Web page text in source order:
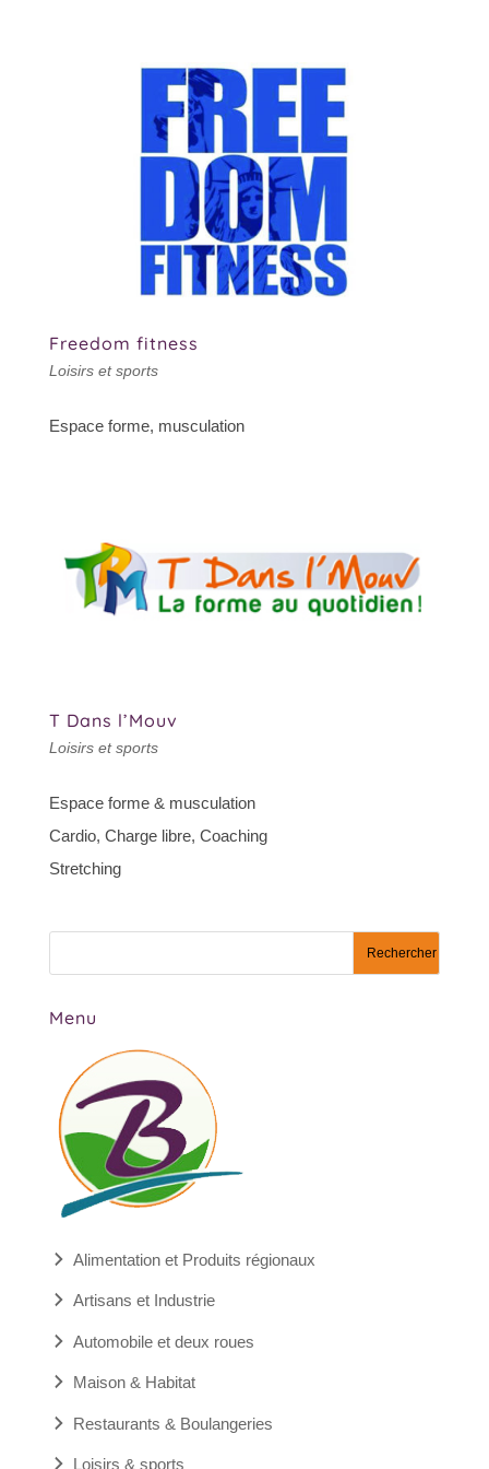
Freedom fitness
Loisirs et sports
Espace forme, musculation
T Dans l’Mouv
Loisirs et sports
Espace forme & musculation
Cardio, Charge libre, Coaching
Stretching
Menu
Alimentation et Produits régionaux
Artisans et Industrie
Automobile et deux roues
Maison & Habitat
Restaurants & Boulangeries
Loisirs & sports